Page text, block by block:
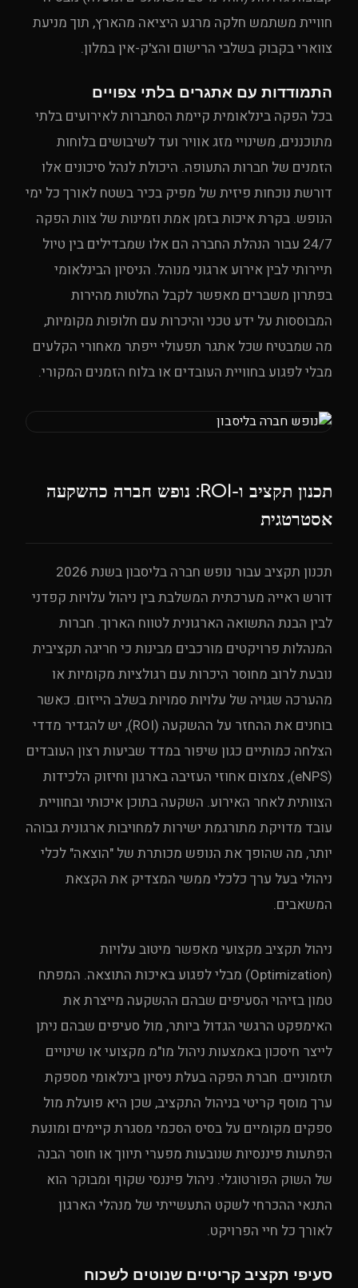
חוויית משתמש חלקה מרגע היציאה מהארץ, תוך מניעת
צווארי בקבוק בשלבי הרישום והצ'ק-אין במלון.
התמודדות עם אתגרים בלתי צפויים
בכל הפקה בינלאומית קיימת הסתברות לאירועים בלתי
מתוכננים, משינויי מזג אוויר ועד לשיבושים בלוחות
הזמנים של חברות התעופה. היכולת לנהל סיכונים אלו
דורשת נוכחות פיזית של מפיק בכיר בשטח לאורך כל ימי
הנופש. בקרת איכות בזמן אמת וזמינות של צוות הפקה
24/7 עבור הנהלת החברה הם אלו שמבדילים בין טיול
תיירותי לבין אירוע ארגוני מנוהל. הניסיון הבינלאומי
בפתרון משברים מאפשר לקבל החלטות מהירות
המבוססות על ידע טכני והיכרות עם חלופות מקומיות,
מה שמבטיח שכל אתגר תפעולי ייפתר מאחורי הקלעים
מבלי לפגוע בחוויית העובדים או בלוח הזמנים המקורי.
תכנון תקציב ו-ROI: נופש חברה כהשקעה
אסטרטגית
תכנון תקציב עבור נופש חברה בליסבון בשנת 2026
דורש ראייה מערכתית המשלבת בין ניהול עלויות קפדני
לבין הבנת התשואה הארגונית לטווח הארוך. חברות
המנהלות פרויקטים מורכבים מבינות כי חריגה תקציבית
נובעת לרוב מחוסר היכרות עם רגולציות מקומיות או
מהערכה שגויה של עלויות סמויות בשלב הייזום. כאשר
בוחנים את ההחזר על ההשקעה (ROI), יש להגדיר מדדי
הצלחה כמותיים כגון שיפור במדד שביעות רצון העובדים
(eNPS), צמצום אחוזי העזיבה בארגון וחיזוק הלכידות
הצוותית לאחר האירוע. השקעה בתוכן איכותי ובחוויית
עובד מדויקת מתורגמת ישירות למחויבות ארגונית גבוהה
יותר, מה שהופך את הנופש מכותרת של "הוצאה" לכלי
ניהולי בעל ערך כלכלי ממשי המצדיק את הקצאת
המשאבים.
ניהול תקציב מקצועי מאפשר מיטוב עלויות
(Optimization) מבלי לפגוע באיכות התוצאה. המפתח
טמון בזיהוי הסעיפים שבהם ההשקעה מייצרת את
האימפקט הרגשי הגדול ביותר, מול סעיפים שבהם ניתן
לייצר חיסכון באמצעות ניהול מו"מ מקצועי או שינויים
תזמוניים. חברת הפקה בעלת ניסיון בינלאומי מספקת
ערך מוסף קריטי בניהול התקציב, שכן היא פועלת מול
ספקים מקומיים על בסיס הסכמי מסגרת קיימים ומונעת
הפתעות פיננסיות שנובעות מפערי תיווך או חוסר הבנה
של השוק הפורטוגלי. ניהול פיננסי שקוף ומבוקר הוא
התנאי ההכרחי לשקט התעשייתי של מנהלי הארגון
לאורך כל חיי הפרויקט.
סעיפי תקציב קריטיים שנוטים לשכוח